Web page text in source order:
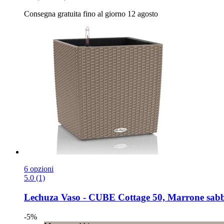
Consegna gratuita fino al giorno 12 agosto
6 opzioni
5.0 (1)
Lechuza Vaso -​ CUBE Cottage 50, Marrone
-5%